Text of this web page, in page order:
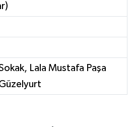
Lala Mustafa Paşa